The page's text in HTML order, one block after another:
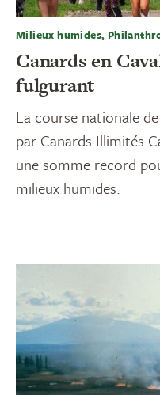
Milieux humides,
Canards en
fulgurant
La course nationale
par Canards Illimités
une somme record
milieux humides.